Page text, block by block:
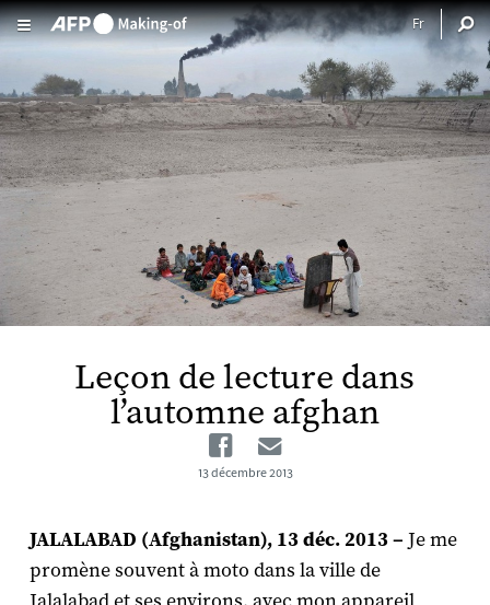
Aller au contenu principal
Leçon de lecture dans
l’automne afghan
Facebook
Email
13 décembre 2013
JALALABAD (Afghanistan), 13 déc. 2013 – Je me
promène souvent à moto dans la ville de